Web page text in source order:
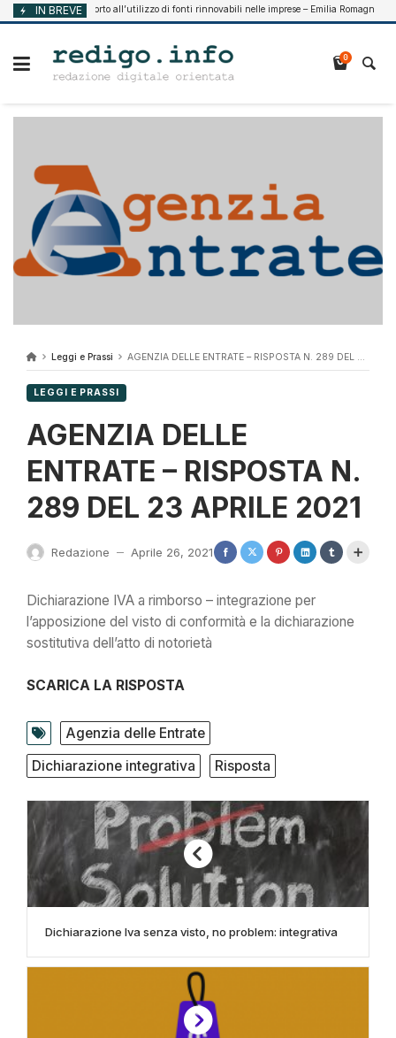
Vai
al
IN BREVE
7, 2026 Supporto all’utilizzo di fonti rinnovabili nelle imprese – Emilia Romagna
0
Leggi e Prassi AGENZIA DELLE ENTRATE – RISPOSTA N. 289 DEL 23 APRILE 2021
LEGGI E PRASSI
AGENZIA DELLE
ENTRATE – RISPOSTA N.
289 DEL 23 APRILE 2021
Redazione — Aprile 26, 2021
Dichiarazione IVA a rimborso – integrazione per
l’apposizione del visto di conformità e la dichiarazione
sostitutiva dell’atto di notorietà
SCARICA LA RISPOSTA
Agenzia delle Entrate
Dichiarazione integrativa
Risposta
Dichiarazione Iva senza visto, no problem: integrativa